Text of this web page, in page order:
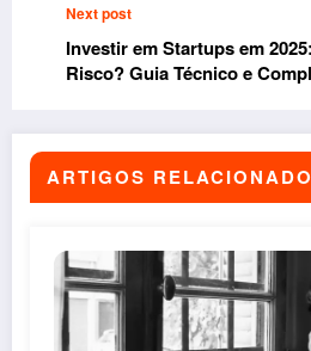
Next post
Investir em Startups em
Risco? Guia Técnico e
ARTIGOS